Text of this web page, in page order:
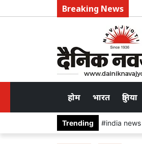
Breaking News
होम भारत दुनिया
Trending india news